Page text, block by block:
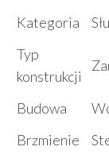
Kategoria
Typ
konstrukcji
Budowa
Brzmienie